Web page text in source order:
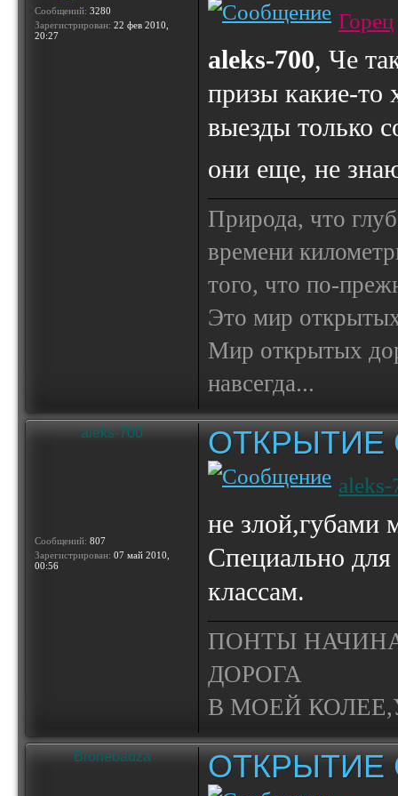
Сообщений: 3280
Зарегистрирован: 22 фев 2010,
20:27
Горец
aleks-700, Че
призы какие-то
выезды только
они еще, не
Природа, что
времени
того, что по-
Это мир
Мир открытых
навсегда...
aleks-700
Сообщений: 807
Зарегистрирован: 07 май 2010,
00:56
ОТКРЫТИЕ
aleks-
не злой,губами
Специально для
классам.
ПОНТЫ
ДОРОГА
В МОЕЙ
Bronebadza ОТКРЫТИЕ